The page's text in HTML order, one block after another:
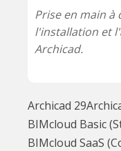
Prise en main
l'installation et
Archicad.
Archicad 29
BIMcloud Basic
BIMcloud SaaS